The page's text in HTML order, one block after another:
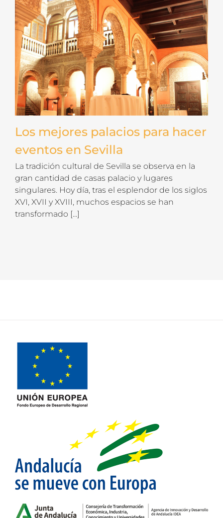
Los mejores palacios para hacer
eventos en Sevilla
La tradición cultural de Sevilla se observa en la
gran cantidad de casas palacio y lugares
singulares. Hoy día, tras el esplendor de los siglos
XVI, XVII y XVIII, muchos espacios se han
transformado [...]